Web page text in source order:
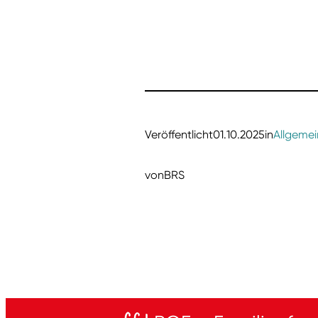
Veröffentlicht01.10.2025in
vonBRS